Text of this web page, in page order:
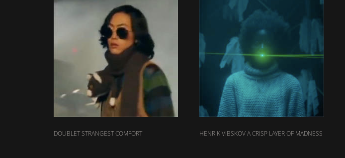
DOUBLET STRANGEST COMFORT HENRIK VIBSKOV A CRISP LAYER OF MADNESS